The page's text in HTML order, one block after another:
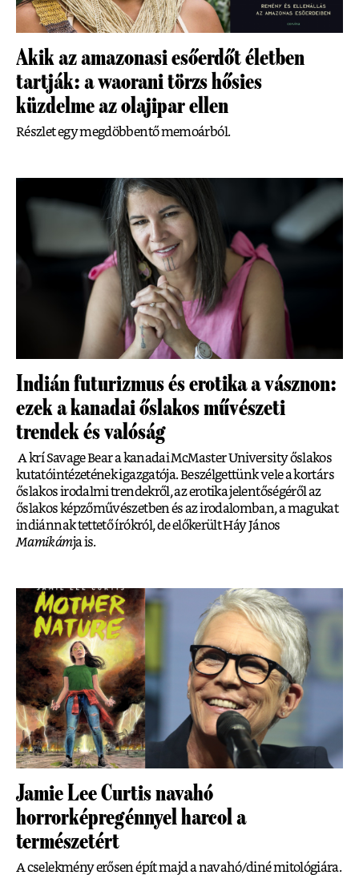
Akik az amazonasi esőerdőt életben
tartják: a waorani törzs hősies
küzdelme az olajipar ellen
Részlet egy megdöbbentő memoárból.
Indián futurizmus és erotika a vásznon:
ezek a kanadai őslakos művészeti
trendek és valóság
A krí Savage Bear a kanadai McMaster University őslakos
kutatóintézetének igazgatója. Beszélgettünk vele a kortárs
őslakos irodalmi trendekről, az erotika jelentőségéről az
őslakos képzőművészetben és az irodalomban, a magukat
indiánnak tettető írókról, de előkerült Háy János
Mamikámja is.
Jamie Lee Curtis navahó
horrorképregénnyel harcol a
természetért
A cselekmény erősen épít majd a navahó/diné mitológiára.